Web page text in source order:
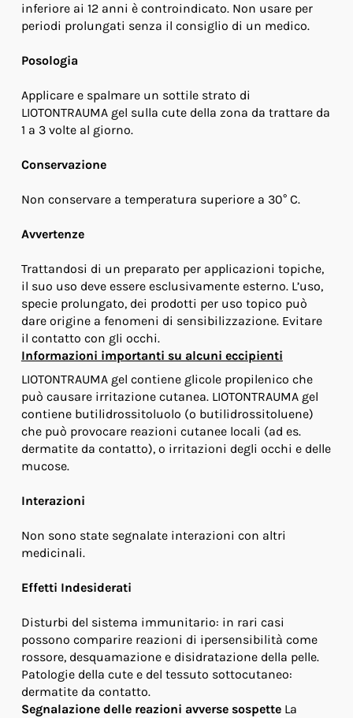
inferiore ai 12 anni è controindicato. Non usare per
periodi prolungati senza il consiglio di un medico.
Posologia
Applicare e spalmare un sottile strato di
LIOTONTRAUMA gel sulla cute della zona da trattare da
1 a 3 volte al giorno.
Conservazione
Non conservare a temperatura superiore a 30° C.
Avvertenze
Trattandosi di un preparato per applicazioni topiche,
il suo uso deve essere esclusivamente esterno. L’uso,
specie prolungato, dei prodotti per uso topico può
dare origine a fenomeni di sensibilizzazione. Evitare
il contatto con gli occhi.
Informazioni importanti su alcuni eccipienti
LIOTONTRAUMA gel contiene glicole propilenico che
può causare irritazione cutanea. LIOTONTRAUMA gel
contiene butilidrossitoluolo (o butilidrossitoluene)
che può provocare reazioni cutanee locali (ad es.
dermatite da contatto), o irritazioni degli occhi e delle
mucose.
Interazioni
Non sono state segnalate interazioni con altri
medicinali.
Effetti Indesiderati
Disturbi del sistema immunitario: in rari casi
possono comparire reazioni di ipersensibilità come
rossore, desquamazione e disidratazione della pelle.
Patologie della cute e del tessuto sottocutaneo:
dermatite da contatto.
Segnalazione delle reazioni avverse sospetteLa